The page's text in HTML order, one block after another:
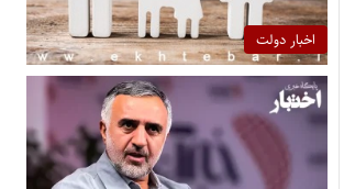
اخبار دولت